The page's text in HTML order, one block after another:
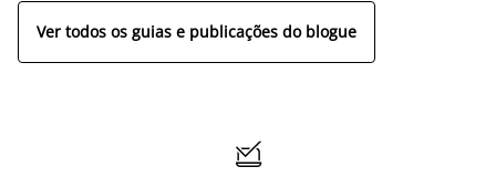
Ver todos os guias e publicações do blogue
